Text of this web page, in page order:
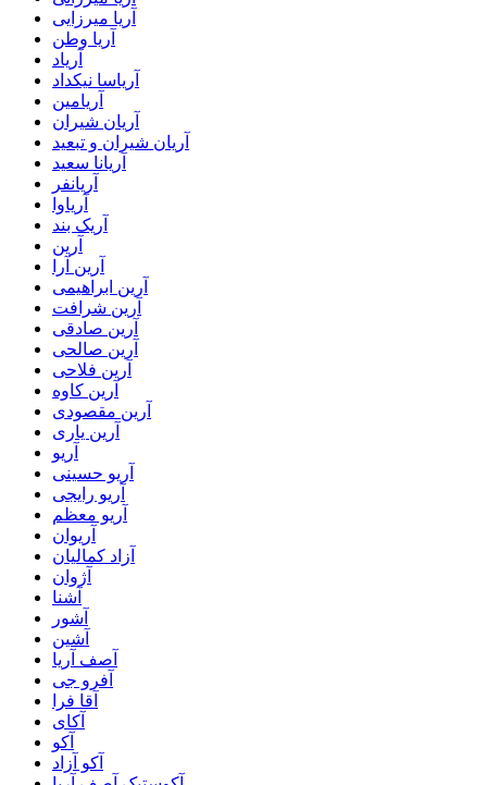
آریا میرزایی
آریا وطن
آریاد
آریاسا نیکداد
آریامین
آریان شیران
آریان شیران و تبعید
آریانا سعید
آریانفر
آریاوا
آریک بند
آرین
آرین آرا
آرین ابراهیمی
آرین شرافت
آرین صادقی
آرین صالحی
آرین فلاحی
آرین کاوه
آرین مقصودی
آرین یاری
آریو
آریو حسینی
آریو رایجی
آریو معظم
آریوان
آزاد کمالیان
آژوان
آشنا
آشور
آشین
آصف آریا
آفرو جی
آقا فرا
آکای
آکو
آکو آزاد